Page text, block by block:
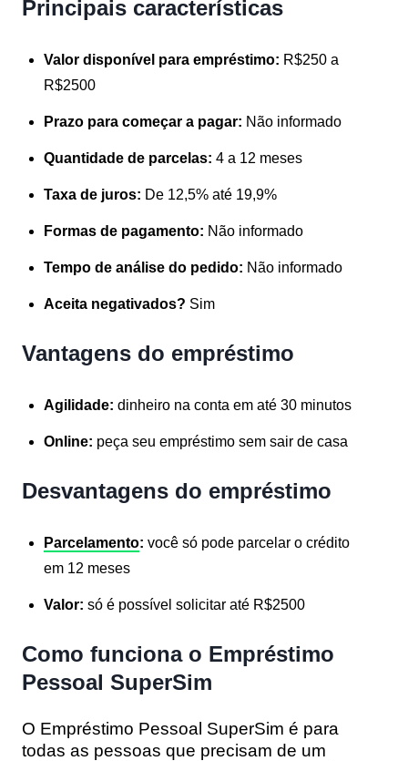
Principais características
Valor disponível para empréstimo: R$250 a
R$2500
Prazo para começar a pagar: Não informado
Quantidade de parcelas: 4 a 12 meses
Taxa de juros: De 12,5% até 19,9%
Formas de pagamento: Não informado
Tempo de análise do pedido: Não informado
Aceita negativados? Sim
Vantagens do empréstimo
Agilidade: dinheiro na conta em até 30 minutos
Online: peça seu empréstimo sem sair de casa
Desvantagens do empréstimo
Parcelamento: você só pode parcelar o crédito
em 12 meses
Valor: só é possível solicitar até R$2500
Como funciona o Empréstimo
Pessoal SuperSim
O Empréstimo Pessoal SuperSim é para
todas as pessoas que precisam de um